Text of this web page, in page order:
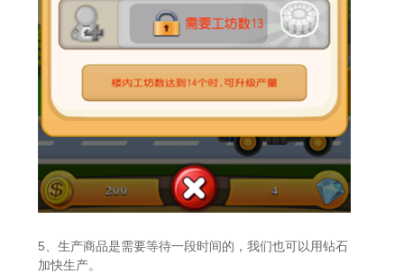
5、生产商品是需要等待一段时间的，我们也可以用钻石
加快生产。